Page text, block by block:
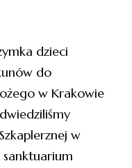
dzieci
do
w Krakowie
w